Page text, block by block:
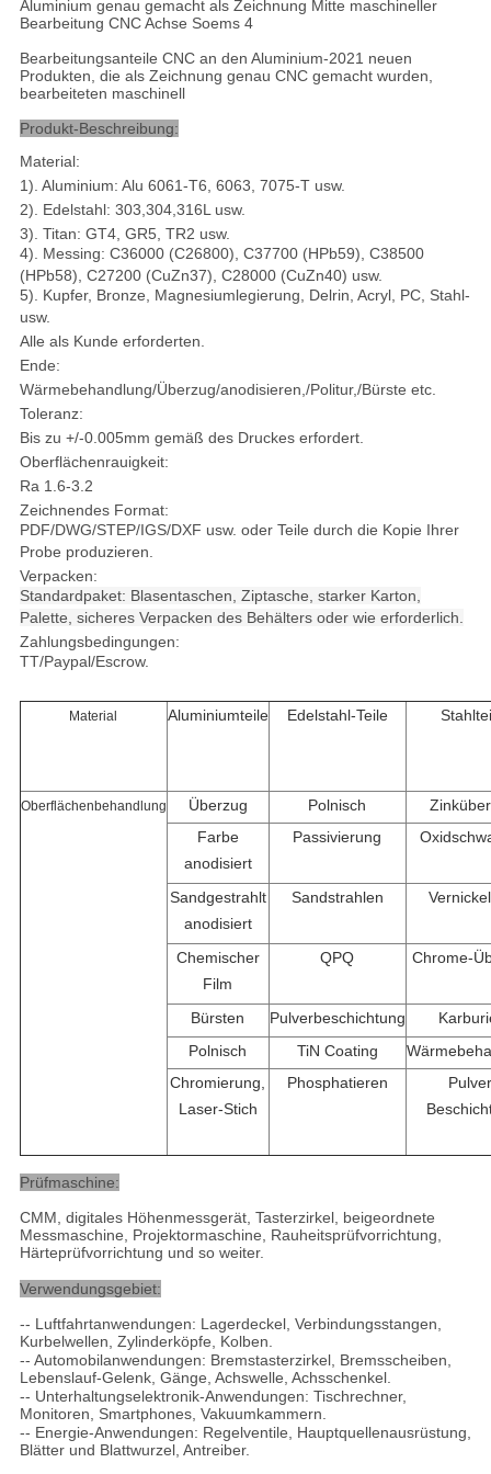
Aluminium genau gemacht als Zeichnung Mitte maschineller
Bearbeitung CNC Achse Soems 4
Bearbeitungsanteile CNC an den Aluminium-2021 neuen
Produkten, die als Zeichnung genau CNC gemacht wurden,
bearbeiteten maschinell
Produkt-Beschreibung:
Material:
1). Aluminium: Alu 6061-T6, 6063, 7075-T usw.
2). Edelstahl: 303,304,316L usw.
3). Titan: GT4, GR5, TR2 usw.
4). Messing: C36000 (C26800), C37700 (HPb59), C38500
(HPb58), C27200 (CuZn37), C28000 (CuZn40) usw.
5). Kupfer, Bronze, Magnesiumlegierung, Delrin, Acryl, PC, Stahl-
usw.
Alle als Kunde erforderten.
Ende:
Wärmebehandlung/Überzug/anodisieren,/Politur,/Bürste etc.
Toleranz:
Bis zu +/-0.005mm gemäß des Druckes erfordert.
Oberflächenrauigkeit:
Ra 1.6-3.2
Zeichnendes Format:
PDF/DWG/STEP/IGS/DXF usw. oder Teile durch die Kopie Ihrer
Probe produzieren.
Verpacken:
Standardpaket: Blasentaschen, Ziptasche, starker Karton,
Palette, sicheres Verpacken des Behälters oder wie erforderlich.
Zahlungsbedingungen:
TT/Paypal/Escrow.
Material Aluminiumteile Edelstahl-Teile
Oberflächenbehandlung Überzug Polnisch
Farbe
anodisiert
Passivierung
Sandgestrahlt
anodisiert
Sandstrahlen
Chemischer
Film
QPQ Chrome-
Bürsten Pulverbeschichtung
Polnisch
TiN Coating
Chromierung,
Laser-Stich
Phosphatieren
Prüfmaschine:
CMM, digitales Höhenmessgerät, Tasterzirkel, beigeordnete
Messmaschine, Projektormaschine, Rauheitsprüfvorrichtung,
Härteprüfvorrichtung und so weiter.
Verwendungsgebiet:
-- Luftfahrtanwendungen: Lagerdeckel, Verbindungsstangen,
Kurbelwellen, Zylinderköpfe, Kolben.
-- Automobilanwendungen: Bremstasterzirkel, Bremsscheiben,
Lebenslauf-Gelenk, Gänge, Achswelle, Achsschenkel.
-- Unterhaltungselektronik-Anwendungen: Tischrechner,
Monitoren, Smartphones, Vakuumkammern.
-- Energie-Anwendungen: Regelventile, Hauptquellenausrüstung,
Blätter und Blattwurzel, Antreiber.